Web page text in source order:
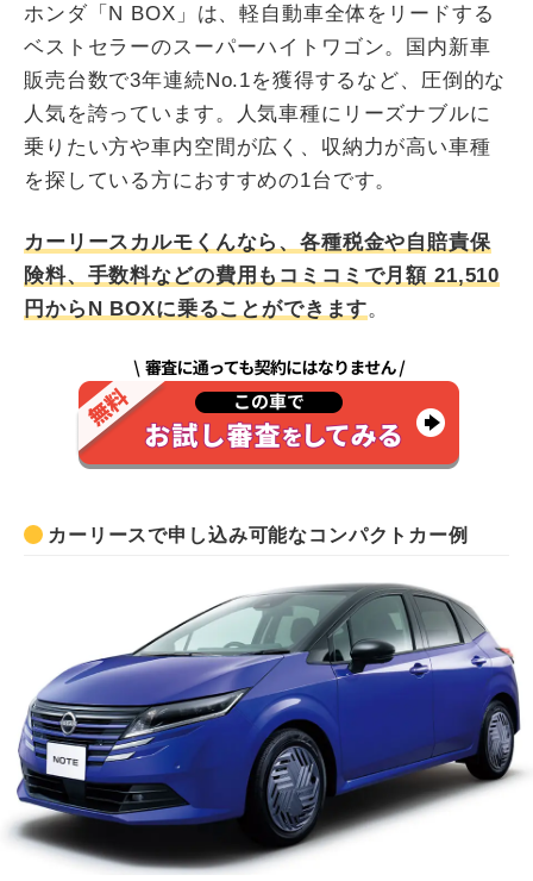
ホンダ「N BOX」は、軽自動車全体をリードする
ベストセラーのスーパーハイトワゴン。国内新車
販売台数で3年連続No.1を獲得するなど、圧倒的な
人気を誇っています。人気車種にリーズナブルに
乗りたい方や車内空間が広く、収納力が高い車種
を探している方におすすめの1台です。
カーリースカルモくんなら、各種税金や自賠責保
険料、手数料などの費用もコミコミで月額 21,510
円からN BOXに乗ることができます。
カーリースで申し込み可能なコンパクトカー例